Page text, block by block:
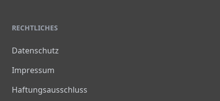
RECHTLICHES
Datenschutz
Impressum
Haftungsausschluss